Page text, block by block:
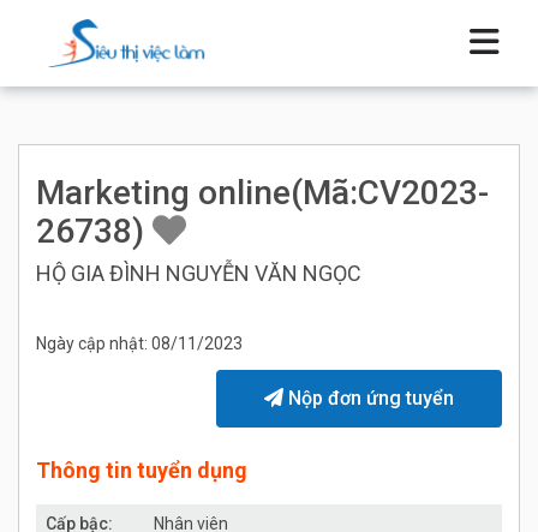
Marketing online(Mã:CV2023-
26738)
HỘ GIA ĐÌNH NGUYỄN VĂN NGỌC
Ngày cập nhật: 08/11/2023
Nộp đơn ứng tuyển
Thông tin tuyển dụng
Cấp bậc:
Nhân viên